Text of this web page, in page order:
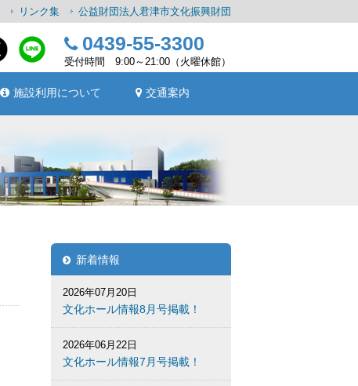
リンク集 公益財団法人君津市文化振興財団
0439-55-3300
受付時間 9:00～21:00（火曜休館）
施設利用について 交通案内
新着情報
2026年07月20日
文化ホール情報8月号掲載！
2026年06月22日
文化ホール情報7月号掲載！